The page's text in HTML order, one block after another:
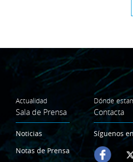
Actualidad
Sala de Prensa
Noticias
Notas de Prensa
Dónde
Contacta
Síguenos